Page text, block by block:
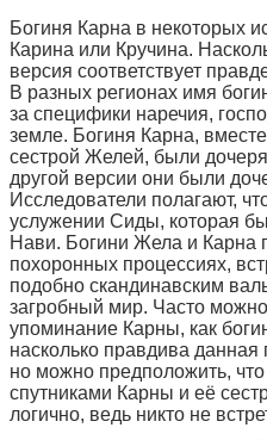
Богиня Карна в некоторых
Карина или Кручина.
версия соответствует
В разных регионах имя
за специфики наречия,
земле. Богиня Карна,
сестрой Желей, были
другой версии они были
Исследователи полагают,
услужении Сиды, которая
Нави. Богини Жела и Карна
похоронных процессиях,
подобно скандинавским
загробный мир. Часто можно
упоминание Карны, как
насколько правдива данная
но можно предположить,
спутниками Карны и её
логично, ведь никто не